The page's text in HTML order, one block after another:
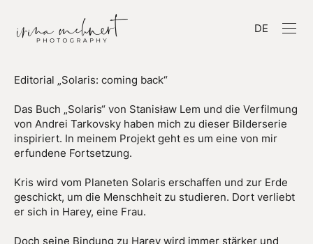
DE
Editorial „Solaris: coming back“
Das Buch „Solaris“ von Stanisław Lem und die Verfilmung
von Andrei Tarkovsky haben mich zu dieser Bilderserie
inspiriert. In meinem Projekt geht es um eine von mir
erfundene Fortsetzung.
Kris wird vom Planeten Solaris erschaffen und zur Erde
geschickt, um die Menschheit zu studieren. Dort verliebt
er sich in Harey, eine Frau.
Doch seine Bindung zu Harey wird immer stärker und